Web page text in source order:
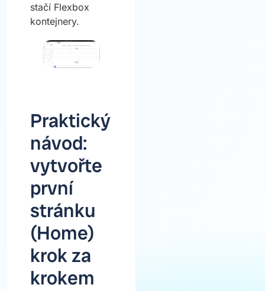
stačí Flexbox
kontejnery.
Praktický
návod:
vytvořte
první
stránku
(Home)
krok za
krokem